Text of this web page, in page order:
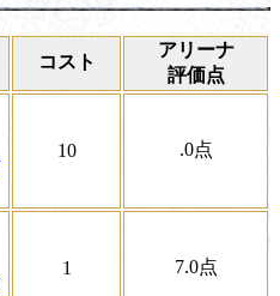
コスト
アリーナ
評価点
10 .0点
1 7.0点